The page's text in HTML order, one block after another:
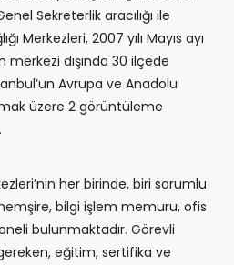
Sekreterlik aracılığı ile
Merkezleri, 2007 yılı Mayıs ayı
merkezi dışında 30 ilçede
Avrupa ve Anadolu
üzere 2 görüntüleme
her birinde, biri sorumlu
bilgi işlem memuru, ofis
bulunmaktadır. Görevli
eğitim, sertifika ve